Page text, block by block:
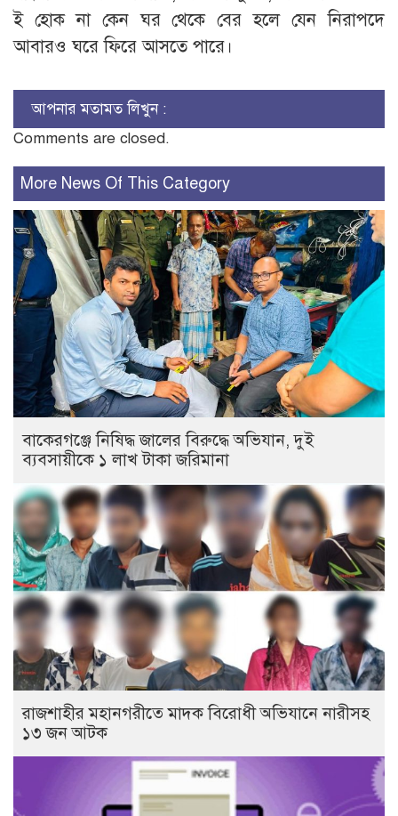
ই হোক না কেন ঘর থেকে বের হলে যেন নিরাপদে
আবারও ঘরে ফিরে আসতে পারে।
আপনার মতামত লিখুন :
Comments are closed.
More News Of This Category
বাকেরগঞ্জে নিষিদ্ধ জালের বিরুদ্ধে অভিযান, দুই
ব্যবসায়ীকে ১ লাখ টাকা জরিমানা
রাজশাহীর মহানগরীতে মাদক বিরোধী অভিযানে নারীসহ
১৩ জন আটক